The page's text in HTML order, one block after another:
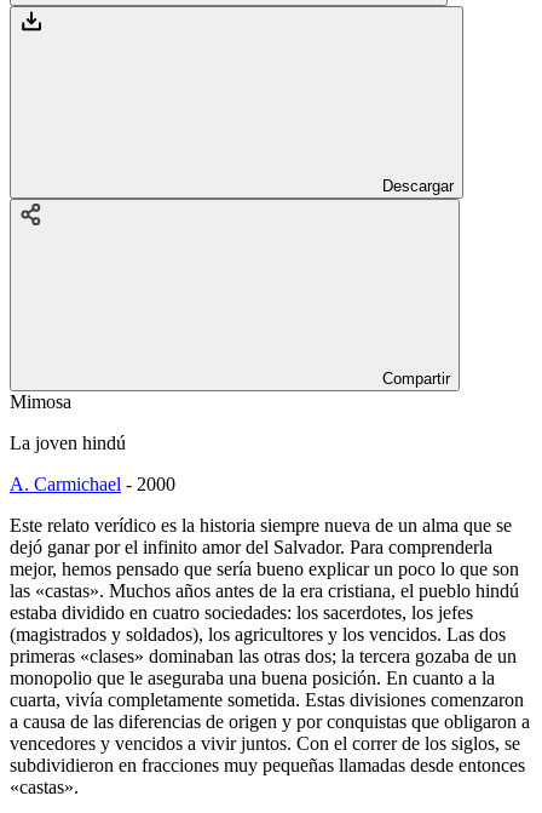
Descargar
Compartir
Mimosa
La joven hindú
A. Carmichael - 2000
Este relato verídico es la historia siempre nueva de un alma que se
dejó ganar por el infinito amor del Salvador. Para comprenderla
mejor, hemos pensado que sería bueno explicar un poco lo que son
las «castas». Muchos años antes de la era cristiana, el pueblo hindú
estaba dividido en cuatro sociedades: los sacerdotes, los jefes
(magistrados y soldados), los agricultores y los vencidos. Las dos
primeras «clases» dominaban las otras dos; la tercera gozaba de un
monopolio que le aseguraba una buena posición. En cuanto a la
cuarta, vivía completamente sometida. Estas divisiones comenzaron
a causa de las diferencias de origen y por conquistas que obligaron a
vencedores y vencidos a vivir juntos. Con el correr de los siglos, se
subdividieron en fracciones muy pequeñas llamadas desde entonces
«castas».